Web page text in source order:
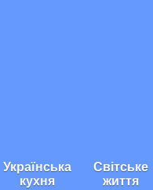
Українська
кухня
Світське
життя